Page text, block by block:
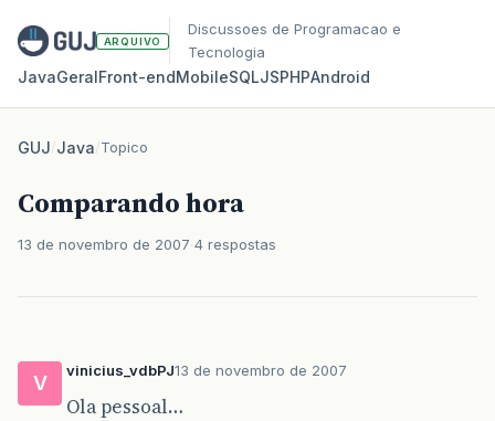
ARQUIVO
Discussoes de Programacao e
Tecnologia
JavaGeralFront‑endMobileSQLJSPHPAndroid
GUJ/Java/Topico
Comparando hora
13 de novembro de 2007 4 respostas
V
vinicius_vdbPJ13 de novembro de 2007
Ola pessoal…